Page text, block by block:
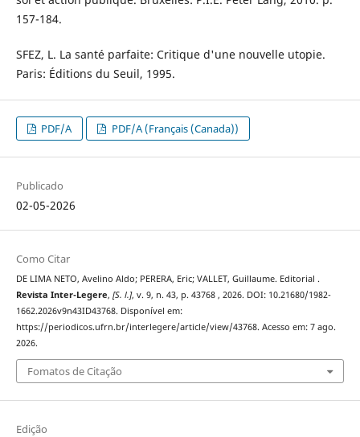
157-184.
SFEZ, L. La santé parfaite: Critique d'une nouvelle utopie.
Paris: Éditions du Seuil, 1995.
PDF/A PDF/A (Français (Canada))
Publicado
02-05-2026
Como Citar
DE LIMA NETO, Avelino Aldo; PERERA, Eric; VALLET, Guillaume. Editorial .
Revista Inter-Legere, [S. l.], v. 9, n. 43, p. 43768 , 2026. DOI: 10.21680/1982-
1662.2026v9n43ID43768. Disponível em:
https://periodicos.ufrn.br/interlegere/article/view/43768. Acesso em: 7 ago.
2026.
Fomatos de Citação
Edição